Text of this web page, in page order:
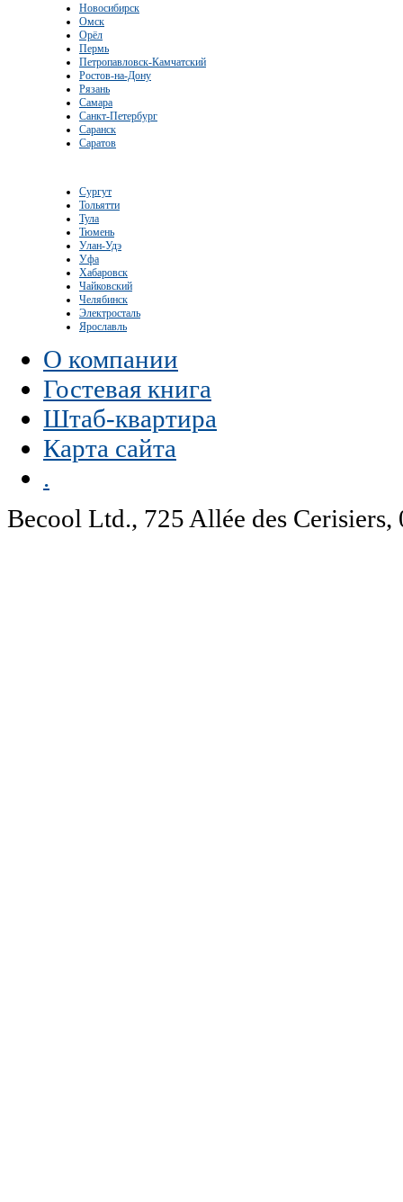
Новосибирск
Омск
Орёл
Пермь
Петропавловск-Камчатский
Ростов-на-Дону
Рязань
Самара
Санкт-Петербург
Саранск
Саратов
Сургут
Тольятти
Тула
Тюмень
Улан-Удэ
Уфа
Хабаровск
Чайковский
Челябинск
Электросталь
Ярославль
О компании
Гостевая книга
Штаб-квартира
Карта сайта
.
Becool Ltd., 725 Allée des